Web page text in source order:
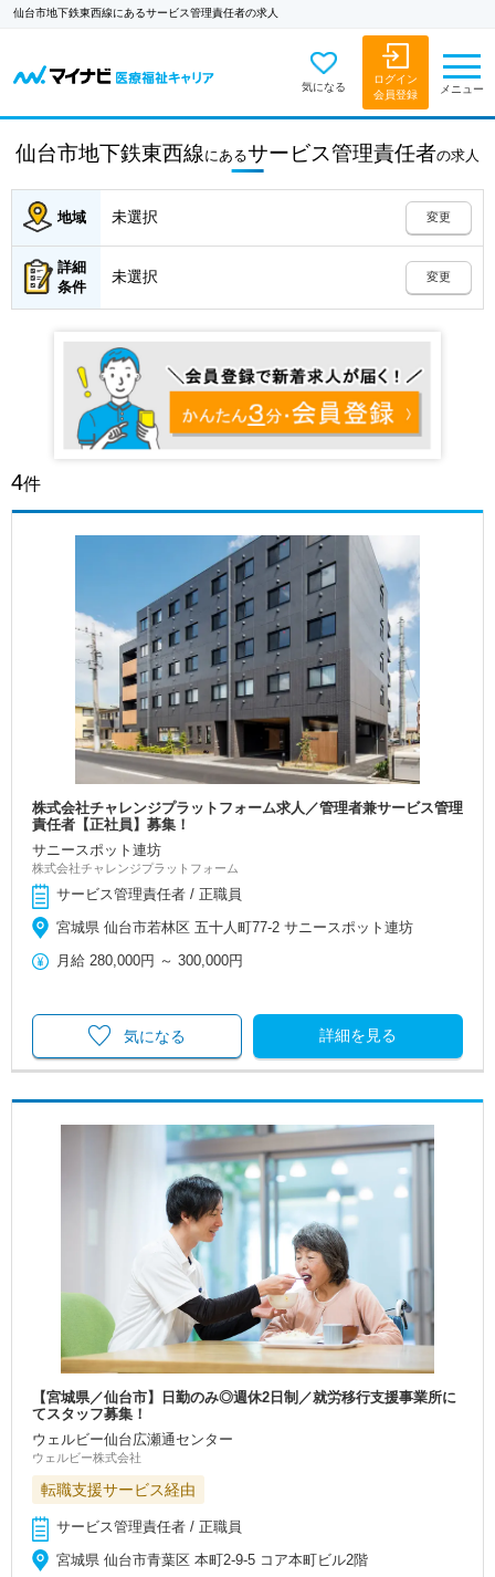
仙台市地下鉄東西線にあるサービス管理責任者の求人
気になる
ログイン
会員登録
メニュー
仙台市地下鉄東西線 にあるサービス管理責任者の求人
地域 未選択 変更
詳細
条件
未選択 変更
4件
株式会社チャレンジプラットフォーム求人／管理者兼サービス管理
責任者【正社員】募集！
サニースポット連坊
株式会社チャレンジプラットフォーム
サービス管理責任者 / 正職員
宮城県 仙台市若林区 五十人町77-2 サニースポット連坊
月給 280,000円 ～300,000円
詳細を見る
気になる
【宮城県／仙台市】日勤のみ◎週休2日制／就労移行支援事業所に
てスタッフ募集！
ウェルビー仙台広瀬通センター
ウェルビー株式会社
転職支援サービス経由
サービス管理責任者 / 正職員
宮城県 仙台市青葉区 本町2-9-5 コア本町ビル2階